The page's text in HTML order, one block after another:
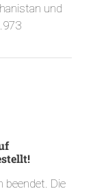
und
beendet. Die